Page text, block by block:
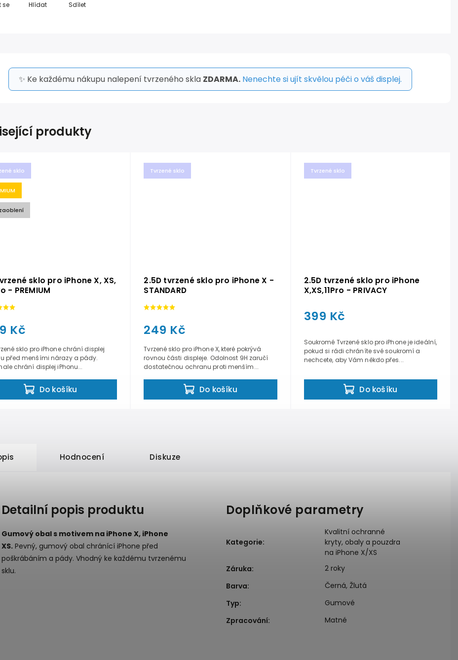
se Hlídat Sdílet
✨ Ke každému nákupu nalepení tvrzeného skla ZDARMA. Nenechte si ujít skvělou péči o váš displej.
produkty
sklo
sklo pro iPhone X, XS,
- PREMIUM
Kč
Do košíku
sklo pro iPhone chrání displej
před menšími nárazy a pády.
chrání displej iPhonu...
Tvrzené sklo
2.5D tvrzené sklo pro iPhone X -
STANDARD
249 Kč
Do košíku
Tvrzené sklo pro iPhone X, které pokrývá
rovnou části displeje. Odolnost 9H zaručí
dostatečnou ochranu proti menším...
Tvrzené sklo
2.5D tvrzené sklo pro iPhone
X,XS,11Pro - PRIVACY
399 Kč
Do košíku
Soukromé Tvrzené sklo pro iPhone je ideální,
pokud si rádi chráníte své soukromí a
nechcete, aby Vám někdo přes...
Hodnocení Diskuze
Detailní popis produktu
Gumový obal s motivem na iPhone X, iPhone
XS. Pevný, gumový obal chránící iPhone před
poškrábáním a pády. Vhodný ke každému tvrzenému
sklu.
Doplňkové parametry
Kategorie:
Kvalitní ochranné
kryty, obaly a pouzdra
na iPhone X/XS
Záruka:
2 roky
Barva:
Černá, Žlutá
Typ:
Gumové
Zpracování: Matné